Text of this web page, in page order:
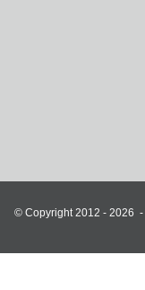
© Copyright 2012 - 2026 -